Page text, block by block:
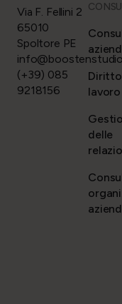
Via F. Fellini 2
65010
Spoltore PE
(+39) 085
9218156
lavoro
delle